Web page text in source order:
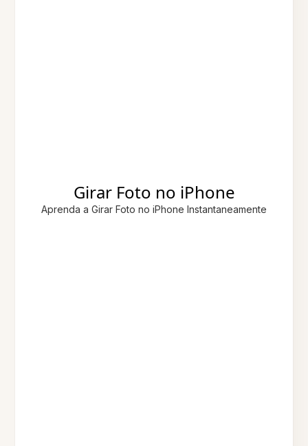
Girar Foto no iPhone
Aprenda a Girar Foto no iPhone Instantaneamente